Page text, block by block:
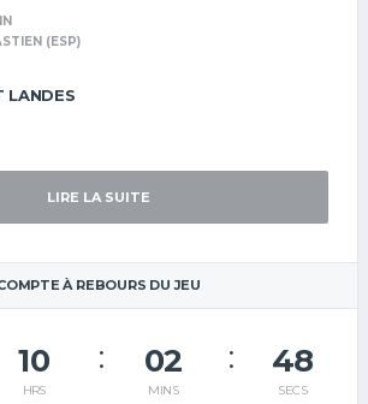
LANDES
(ESP)
LIRE LA SUITE
À REBOURS DU JEU
10
HRS
02
MINS
48
SECS